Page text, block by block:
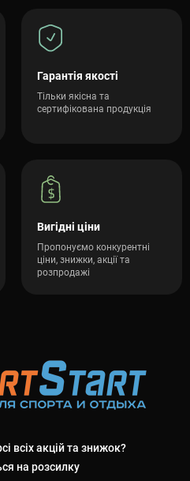
Гарантія якості
Тільки якісна та
сертифікована продукція
Вигідні ціни
Пропонуємо конкурентні
ціни, знижки, акції та
розпродажі
всіх акцій та знижок?
на розсилку